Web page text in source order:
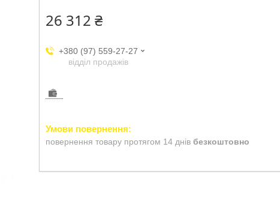
26 312 ₴
+380 (97) 559-27-27
відділ продажів
повернення товару протягом 14 днів безкоштовно